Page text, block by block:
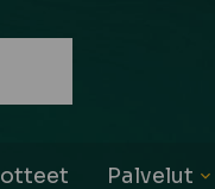
Palvelut